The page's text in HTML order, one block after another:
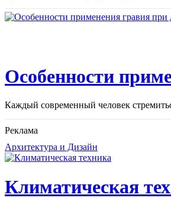
Особенности
Каждый современный человек
Реклама
Архитектура и Дизайн
Климатическая